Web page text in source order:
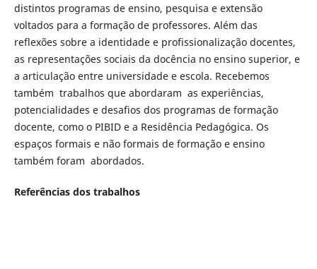
distintos programas de ensino, pesquisa e extensão
voltados para a formação de professores. Além das
reflexões sobre a identidade e profissionalização docentes,
as representações sociais da docência no ensino superior, e
a articulação entre universidade e escola. Recebemos
também trabalhos que abordaram as experiências,
potencialidades e desafios dos programas de formação
docente, como o PIBID e a Residência Pedagógica. Os
espaços formais e não formais de formação e ensino
também foram abordados.
Referências dos trabalhos